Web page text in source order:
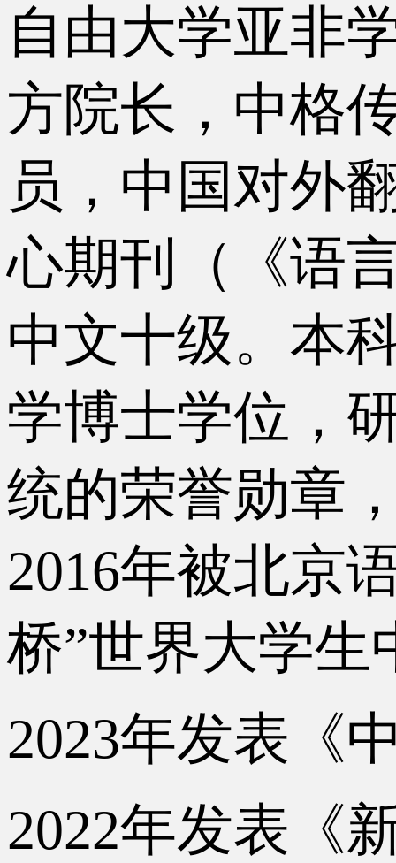
自由大学亚非
方院长，中格
员，中国对外
心期刊（《语
中文十级。本
学博士学位，
统的荣誉勋章
2016年被北京
桥”世界大学
2023年发表《
2022年发表《